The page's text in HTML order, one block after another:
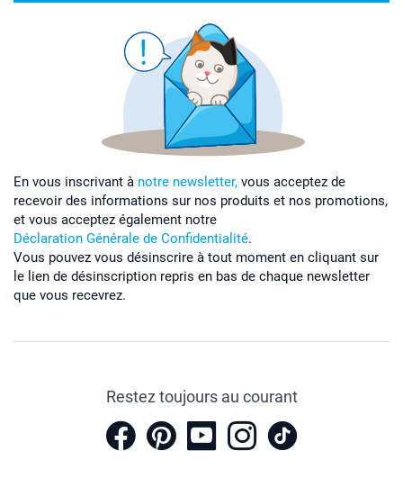
En vous inscrivant à notre newsletter, vous acceptez de
recevoir des informations sur nos produits et nos promotions,
et vous acceptez également notre
Déclaration Générale de Confidentialité.
Vous pouvez vous désinscrire à tout moment en cliquant sur
le lien de désinscription repris en bas de chaque newsletter
que vous recevrez.
Restez toujours au courant